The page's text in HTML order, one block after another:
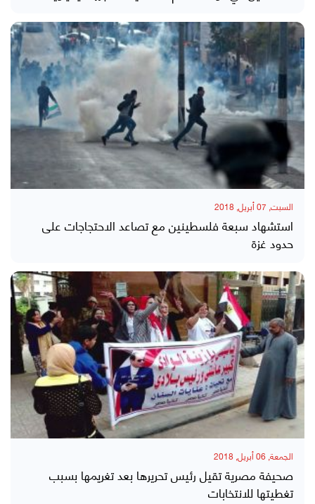
السبت, 07 أبريل, 2018
استشهاد سبعة فلسطينين مع تصاعد الاحتجاجات على
حدود غزة
الجمعة, 06 أبريل, 2018
صحيفة مصرية تقيل رئيس تحريرها بعد تغريمها بسبب
تغطيتها للانتخابات